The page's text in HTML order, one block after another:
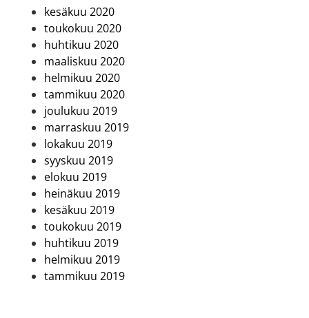
kesäkuu 2020
toukokuu 2020
huhtikuu 2020
maaliskuu 2020
helmikuu 2020
tammikuu 2020
joulukuu 2019
marraskuu 2019
lokakuu 2019
syyskuu 2019
elokuu 2019
heinäkuu 2019
kesäkuu 2019
toukokuu 2019
huhtikuu 2019
helmikuu 2019
tammikuu 2019